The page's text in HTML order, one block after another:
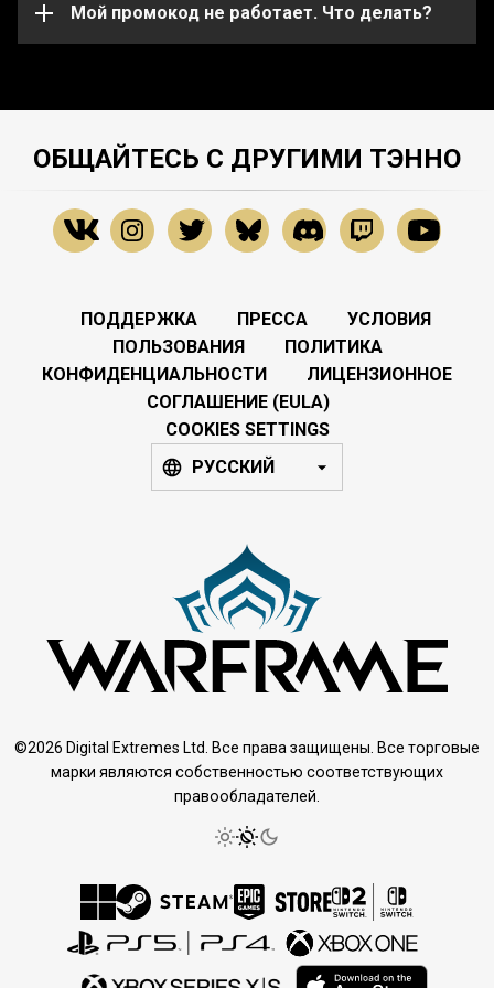
Мой промокод не работает. Что делать?
службу поддержки.
ОБЩАЙТЕСЬ С ДРУГИМИ ТЭННО
ПОДДЕРЖКА ПРЕССА
УСЛОВИЯ
ПОЛЬЗОВАНИЯ
ПОЛИТИКА
КОНФИДЕНЦИАЛЬНОСТИ
ЛИЦЕНЗИОННОЕ
СОГЛАШЕНИЕ (EULA)
COOKIES SETTINGS
РУССКИЙ
©2026 Digital Extremes Ltd. Все права защищены. Все торговые
марки являются собственностью соответствующих
правообладателей.